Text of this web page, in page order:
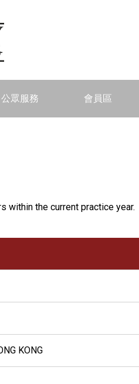
公眾服務 會員區
within the current practice year.
KONG